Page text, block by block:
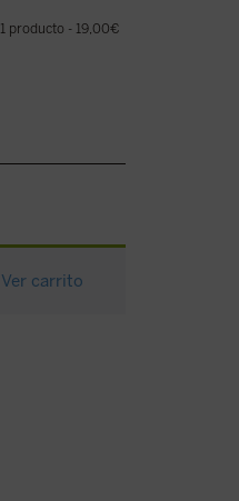
1 producto 19,00€
Ver carrito